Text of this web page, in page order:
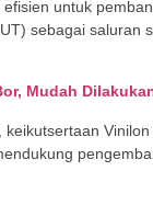
untuk
sebagai saluran
Mudah